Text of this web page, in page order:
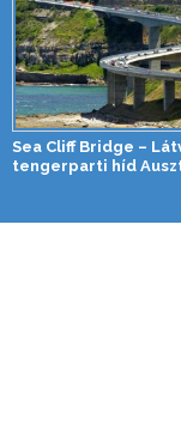
Sea Cliff Bridge –
tengerparti híd